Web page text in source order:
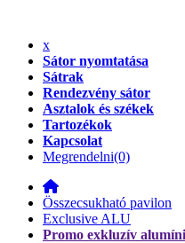
x
Sátor nyomtatása
Sátrak
Rendezvény sátor
Asztalok és székek
Tartozékok
Kapcsolat
Megrendelni(0)
Összecsukható pavilon
Exclusive ALU
Promo exkluzív